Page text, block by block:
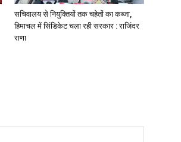
सचिवालय से नियुक्तियों तक चहेतों का कब्जा,
हिमाचल में सिंडिकेट चला रही सरकार : राजिंदर
राणा